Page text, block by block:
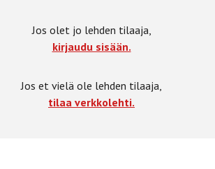
Jos olet jo lehden tilaaja,
kirjaudu sisään.
Jos et vielä ole lehden tilaaja,
tilaa verkkolehti.